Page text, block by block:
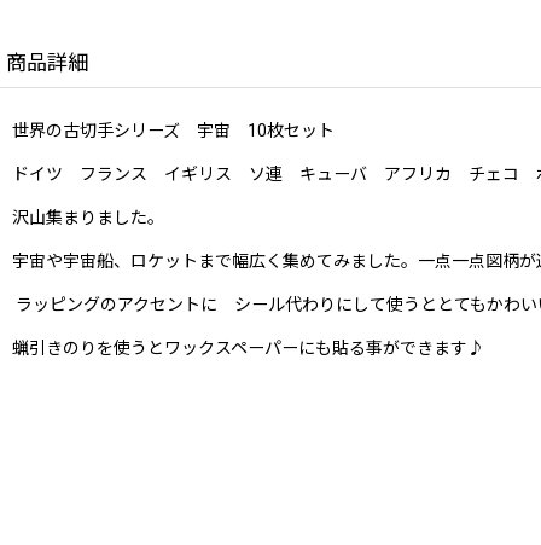
商品詳細
世界の古切手シリーズ 宇宙 10枚セット
ドイツ フランス イギリス ソ連 キューバ アフリカ チェコ ポ
沢山集まりました。
宇宙や宇宙船、ロケットまで幅広く集めてみました。一点一点図柄が
ラッピングのアクセントに シール代わりにして使うととてもかわ
蝋引きのりを使うとワックスペーパーにも貼る事ができます♪